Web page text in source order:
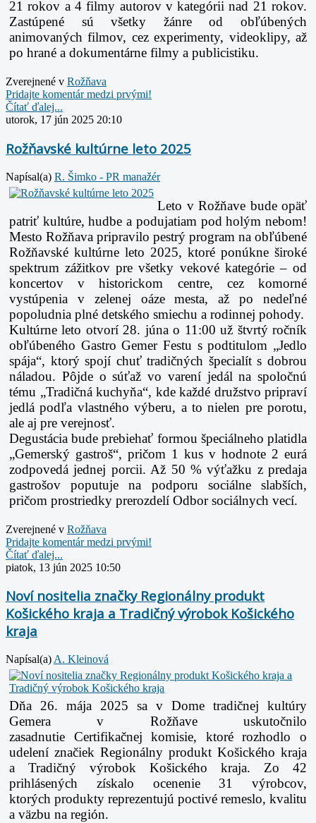
21 rokov a 4 filmy autorov v kategórii nad 21 rokov.
Zastúpené sú všetky žánre od obľúbených
animovaných filmov, cez experimenty, videoklipy, až
po hrané a dokumentárne filmy a publicistiku.
Zverejnené v Rožňava
Pridajte komentár medzi prvými!
Čítať ďalej...
utorok, 17 jún 2025 20:10
Rožňavské kultúrne leto 2025
Napísal(a) R. Šimko - PR manažér
Leto v Rožňave bude opäť
patriť kultúre, hudbe a podujatiam pod holým nebom!
Mesto Rožňava pripravilo pestrý program na obľúbené
Rožňavské kultúrne leto 2025, ktoré ponúkne široké
spektrumzážitkov pre všetky vekové kategórie – od
koncertov v historickom centre, cez komorné
vystúpenia v zelenej oáze mesta, až po nedeľné
popoludnia plné detského smiechu a rodinnej pohody.
Kultúrne leto otvorí 28. júna o 11:00 už štvrtý ročník
obľúbeného Gastro Gemer Festu s podtitulom „Jedlo
spája“, ktorý spojí chuť tradičných špecialít s dobrou
náladou. Pôjde o súťaž vo varení jedál na spoločnú
tému „Tradičná kuchyňa“, kde každé družstvo pripraví
jedlá podľa vlastného výberu, a tonielen pre porotu,
ale aj pre verejnosť.
Degustácia bude prebiehať formou špeciálneho platidla
„Gemerský gastroš“, pričom 1 kus v hodnote 2 eurá
zodpovedá jednej porcii. Až 50 % výťažku z predaja
gastrošov poputuje na podporu sociálne slabších,
pričom prostriedky prerozdelí Odbor sociálnych vecí.
Zverejnené v Rožňava
Pridajte komentár medzi prvými!
Čítať ďalej...
piatok, 13 jún 2025 10:50
Noví nositelia značky Regionálny produkt
Košického kraja a Tradičný výrobok Košického
kraja
Napísal(a) A. Kleinová
Dňa 26. mája 2025 sa v Dome tradičnej kultúry
Gemera v Rožňave uskutočnilo
zasadnutie Certifikačnej komisie, ktoré rozhodlo o
udelení značiek Regionálny produkt Košického kraja
a Tradičný výrobok Košického kraja. Zo 42
prihlásených získalo ocenenie 31 výrobcov,
ktorých produkty reprezentujú poctivé remeslo, kvalitu
a väzbu na región.